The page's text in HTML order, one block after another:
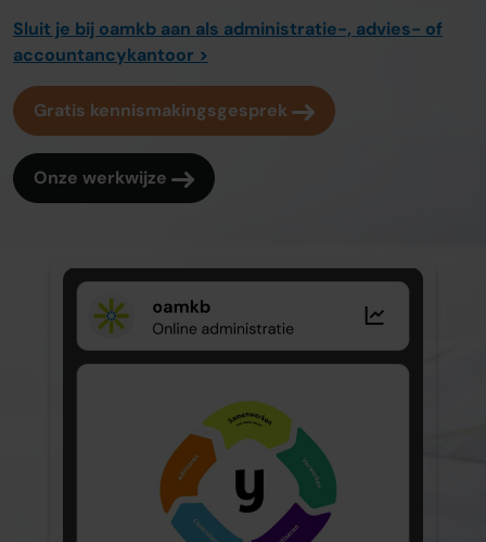
Sluit je bij oamkb aan als administratie-, advies- of
accountancykantoor >
Gratis kennismakingsgesprek
Onze werkwijze